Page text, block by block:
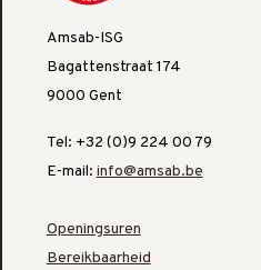
Amsab-ISG
Bagattenstraat 174
9000 Gent
Tel: +32 (0)9 224 00 79
E-mail: info@amsab.be
Openingsuren
Bereikbaarheid